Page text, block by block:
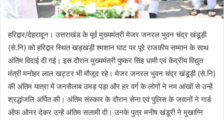
हरिद्वार/देहरादून। उत्तराखंड के पूर्व मुख्यमंत्री मेजर जनरल भुवन चंद्र खंडूड़ी
(से.नि) को हरिद्वार स्थित खड़खड़ी श्मशान घाट पर पूरे राजकीय सम्मान के साथ
अंतिम विदाई दी गई। इस दौरान मुख्यमंत्री पुष्कर सिंह धामी एवं केंद्रीय विद्युत
मंत्री मनोहर लाल खट्टर भी मौजूद रहे। मेजर जनरल भुवन चंद्र खंडूड़ी (से.नि)
की अंतिम यात्रा में जनसैलाब उमड़ पड़ा और हर वर्ग के लोगों ने नम आंखों से उन्हें
श्रद्धांजलि अर्पित की। अंतिम संस्कार के दौरान सेना एवं पुलिस के जवानों ने गार्ड
ऑफ ऑनर देकर उन्हें अंतिम सलामी दी। उनके पुत्र मनीष खंडूरी ने मुखाग्नि